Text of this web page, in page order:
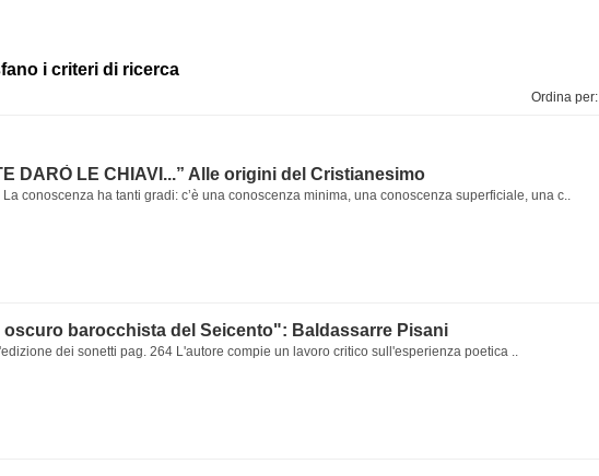
i criteri di ricerca
Ordina per:
DARÒ LE CHIAVI...” Alle origini del Cristianesimo
La conoscenza ha tanti gradi: c’è una conoscenza minima, una conoscenza superficiale, una c..
oscuro barocchista del Seicento": Baldassarre Pisani
dei sonetti pag. 264 L'autore compie un lavoro critico sull'esperienza poetica ..